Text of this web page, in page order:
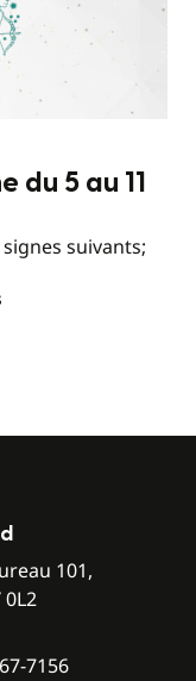
du 5 au 11
suivants;
101,
0L2
7156